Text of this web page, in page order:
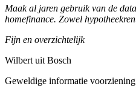
Maak al jaren gebruik van de
homefinance. Zowel
Fijn en overzichtelijk
Wilbert uit Bosch
Geweldige informatie voorziening